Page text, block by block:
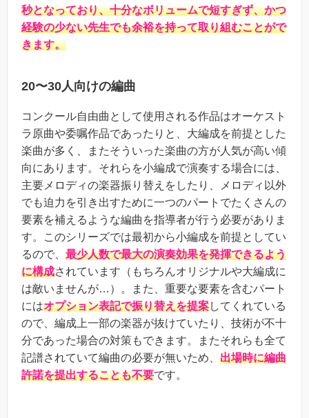
秒となっており、十分なボリュームで短すぎず、かつ
経験の少ない先生でも余裕を持って取り組むことがで
きます。
20〜30人向けの編曲
コンクール自由曲として使用される作品はオーケスト
ラ原曲や委嘱作品であったりと、大編成を前提とした
楽曲が多く、またそういった楽曲の方が人気が高い傾
向にあります。それらを小編成で演奏する場合には、
主要メロディの楽器振り替えをしたり、メロディ以外
でも迫力を引き出すために一つのパートでたくさんの
要素を補えるような編曲を指導者が行う必要がありま
す。このシリーズでは最初から小編成を前提としてい
るので、 最少人数で最大の演奏効果を発揮できるよう
に構成されています（もちろんオリジナルや大編成に
は敵いませんが…）。また、重要な要素を含むパート
にはオプション表記で振り替えを提案してくれている
ので、編成上一部の楽器が抜けていたり、技術が不十
分であった場合の対策もできます。またそれらも全て
記譜されていて編曲の必要が無いため、 出場時に編曲
許諾を提出することも不要です。